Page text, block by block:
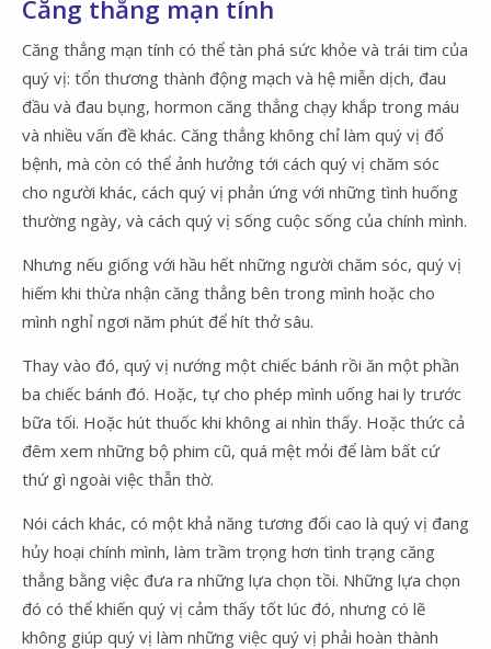
Căng thẳng mạn tính
Căng thẳng mạn tính có thể tàn phá sức khỏe và trái tim của
quý vị: tổn thương thành động mạch và hệ miễn dịch, đau
đầu và đau bụng, hormon căng thẳng chạy khắp trong máu
và nhiều vấn đề khác. Căng thẳng không chỉ làm quý vị đổ
bệnh, mà còn có thể ảnh hưởng tới cách quý vị chăm sóc
cho người khác, cách quý vị phản ứng với những tình huống
thường ngày, và cách quý vị sống cuộc sống của chính mình.
Nhưng nếu giống với hầu hết những người chăm sóc, quý vị
hiếm khi thừa nhận căng thẳng bên trong mình hoặc cho
mình nghỉ ngơi năm phút để hít thở sâu.
Thay vào đó, quý vị nướng một chiếc bánh rồi ăn một phần
ba chiếc bánh đó. Hoặc, tự cho phép mình uống hai ly trước
bữa tối. Hoặc hút thuốc khi không ai nhìn thấy. Hoặc thức cả
đêm xem những bộ phim cũ, quá mệt mỏi để làm bất cứ
thứ gì ngoài việc thẫn thờ.
Nói cách khác, có một khả năng tương đối cao là quý vị đang
hủy hoại chính mình, làm trầm trọng hơn tình trạng căng
thẳng bằng việc đưa ra những lựa chọn tồi. Những lựa chọn
đó có thể khiến quý vị cảm thấy tốt lúc đó, nhưng có lẽ
không giúp quý vị làm những việc quý vị phải hoàn thành